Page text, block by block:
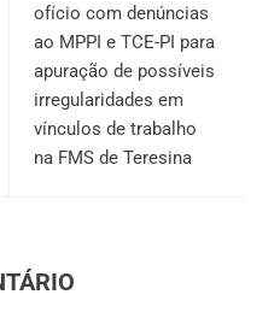
ofício com denúncias
ao MPPI e TCE-PI para
apuração de possíveis
irregularidades em
vínculos de trabalho
na FMS de Teresina